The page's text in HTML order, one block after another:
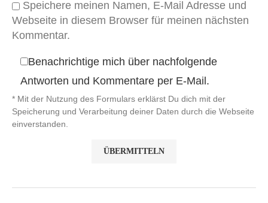
Speichere meinen Namen, E-Mail Adresse und
Webseite in diesem Browser für meinen nächsten
Kommentar.
Benachrichtige mich über nachfolgende
Antworten und Kommentare per E-Mail.
* Mit der Nutzung des Formulars erklärst Du dich mit der
Speicherung und Verarbeitung deiner Daten durch die Webseite
einverstanden.